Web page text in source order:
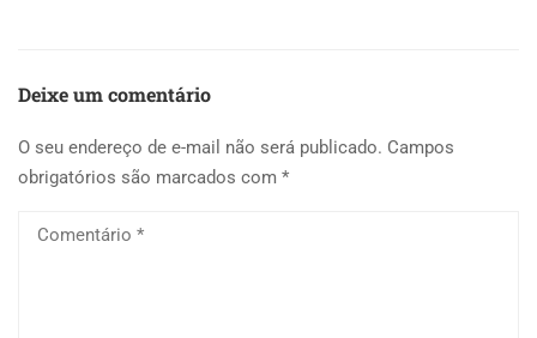
Deixe um comentário
O seu endereço de e-mail não será publicado. Campos
obrigatórios são marcados com *